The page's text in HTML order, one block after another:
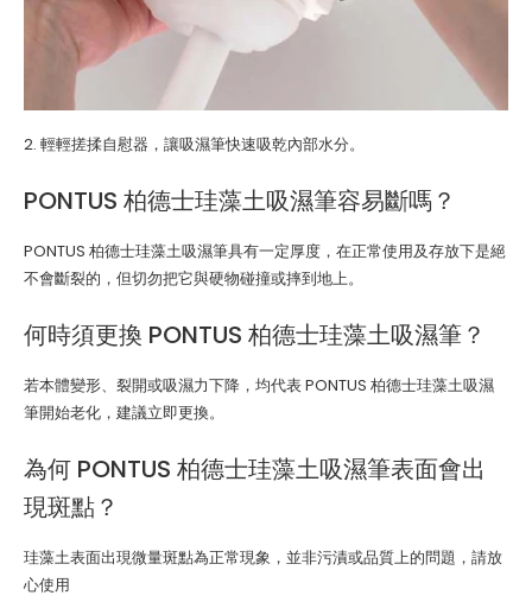
2. 輕輕搓揉自慰器，讓吸濕筆快速吸乾內部水分。
PONTUS 柏德士珪藻土吸濕筆容易斷嗎？
PONTUS 柏德士珪藻土吸濕筆具有一定厚度，在正常使用及存放下是絕
不會斷裂的，但切勿把它與硬物碰撞或摔到地上。
何時須更換 PONTUS 柏德士珪藻土吸濕筆？
若本體變形、裂開或吸濕力下降，均代表 PONTUS 柏德士珪藻土吸濕
筆開始老化，建議立即更換。
為何 PONTUS 柏德士珪藻土吸濕筆表面會出
現斑點？
珪藻土表面出現微量斑點為正常現象，並非污漬或品質上的問題，請放
心使用